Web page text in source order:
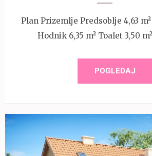
Plan Prizemlje Predsoblje 4,63 m²
Hodnik 6,35 m² Toalet 3,50
POGLEDAJ